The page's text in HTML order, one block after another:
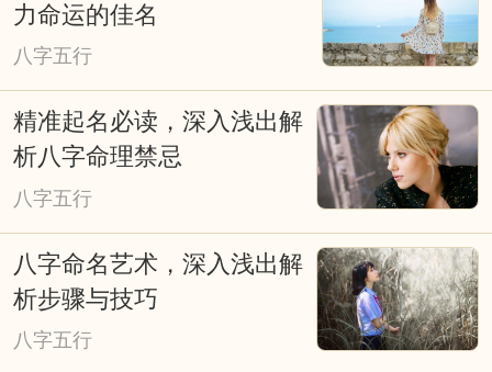
动，都和择吉日有着极大的关系。俗话
说：得天时得地利，天时地利人和；子靠
出生，女靠行嫁；发福由地脉，催福出良
辰；不得真龙得日月，也是富贵旺人家等
等。古时人们就是通过计算太阳、月亮等
星球对不同地域的影响，所产生不同的吉
凶效应。择日是求得天时气运的助力，是
造福的重要手段。择吉日在涉及诸如结婚
嫁娶择日、修造动土择日、入宅搬家择
力命运的佳名
八字五行
精准起名必读，深入浅出解
析八字命理禁忌
八字五行
八字命名艺术，深入浅出解
析步骤与技巧
八字五行